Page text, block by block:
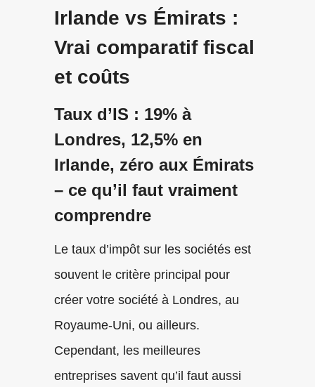
Irlande vs Émirats :
Vrai comparatif fiscal
et coûts
Taux d’IS : 19% à
Londres, 12,5% en
Irlande, zéro aux Émirats
– ce qu’il faut vraiment
comprendre
Le taux d’impôt sur les sociétés est
souvent le critère principal pour
créer votre société à Londres, au
Royaume-Uni, ou ailleurs.
Cependant, les meilleures
entreprises savent qu’il faut aussi